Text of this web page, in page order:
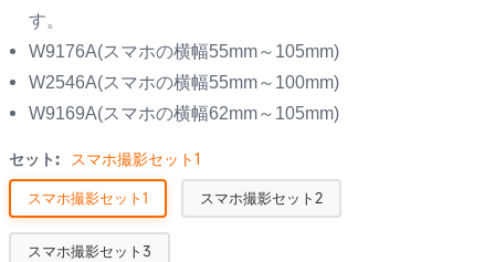
す。
W9176A(スマホの横幅55mm～105mm)
W2546A(スマホの横幅55mm～100mm)
W9169A(スマホの横幅62mm～105mm)
セット: スマホ撮影セット1
スマホ撮影セット1 スマホ撮影セット2
スマホ撮影セット3